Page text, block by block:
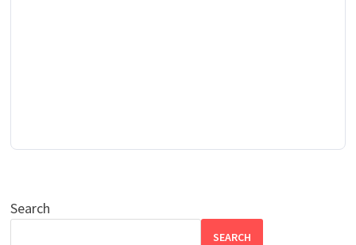
Search
SEARCH